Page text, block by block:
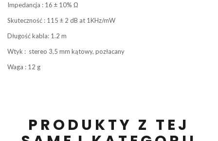
Impedancja : 16 ± 10% Ω
Skuteczność : 115 ± 2 dB at 1KHz/mW
Długość kabla: 1.2 m
Wtyk : stereo 3,5 mm kątowy, pozłacany
Waga : 12 g
PRODUKTY Z TEJ